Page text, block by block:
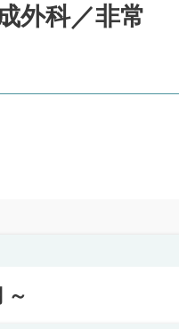
外科／非常
～